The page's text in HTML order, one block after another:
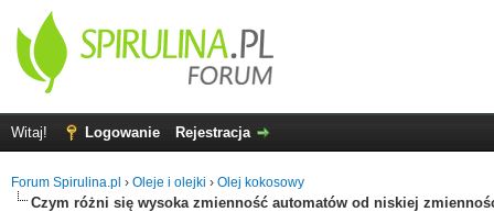
Witaj! Logowanie Rejestracja
Forum Spirulina.pl › Oleje i olejki › Olej kokosowy
Czym różni się wysoka zmienność automatów od niskiej